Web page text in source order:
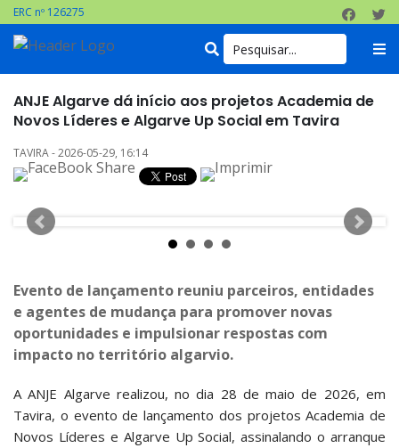
ERC nº 126275
ANJE Algarve dá início aos projetos Academia de
Novos Líderes e Algarve Up Social em Tavira
TAVIRA - 2026-05-29, 16:14
Evento de lançamento reuniu parceiros, entidades
e agentes de mudança para promover novas
oportunidades e impulsionar respostas com
impacto no território algarvio.
A ANJE Algarve realizou, no dia 28 de maio de 2026, em
Tavira, o evento de lançamento dos projetos Academia de
Novos Líderes e Algarve Up Social, assinalando o arranque